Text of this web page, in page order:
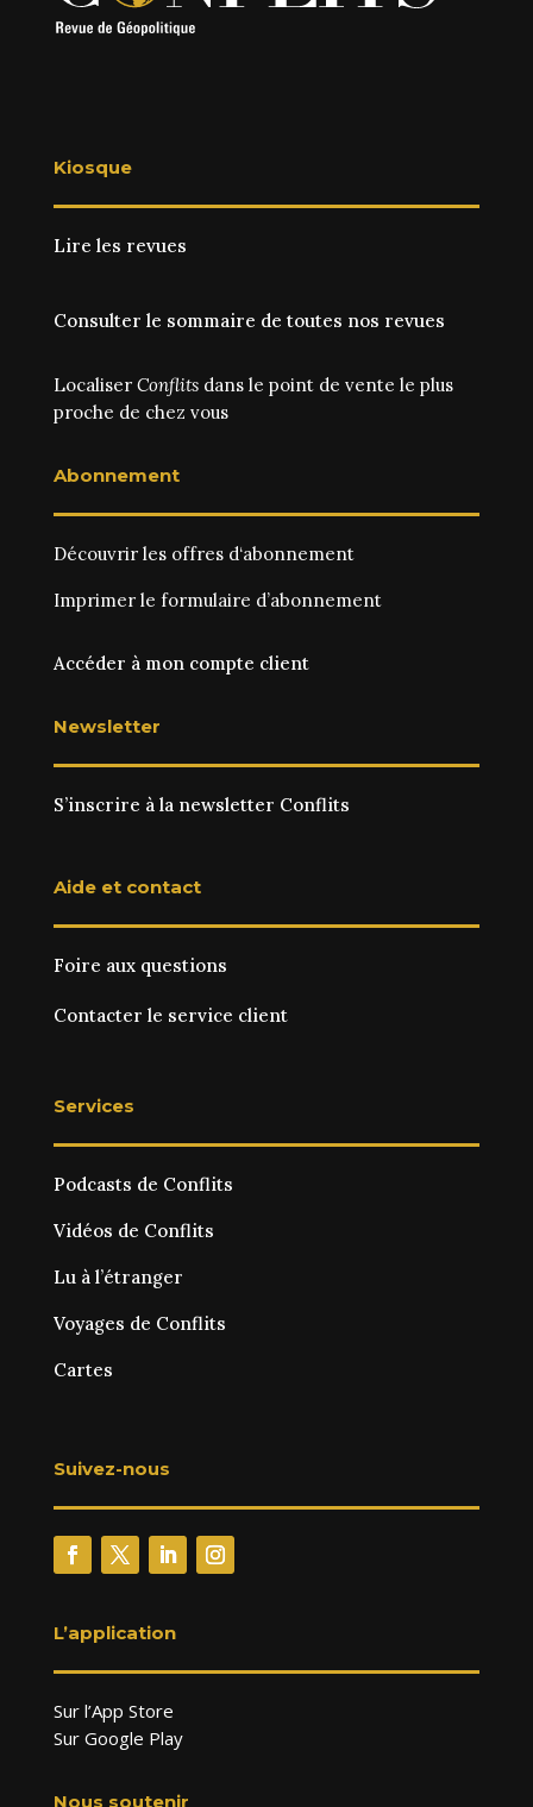
Kiosque
Lire les revues
Consulter le sommaire de toutes nos revues
Localiser Conflitsdans le point de vente le plus
proche de chez vous
Abonnement
Découvrir les offres d‘abonnement
Imprimer le formulaire d’abonnement
Accéder à mon compte client
Newsletter
S’inscrire à la newsletter Conflits
Aide et contact
Foire aux questions
Contacter le service client
Services
Podcasts de Conflits
Vidéos de Conflits
Lu à l’étranger
Voyages de Conflits
Cartes
Suivez-nous
L’application
Sur l’App Store
Sur Google Play
Nous soutenir